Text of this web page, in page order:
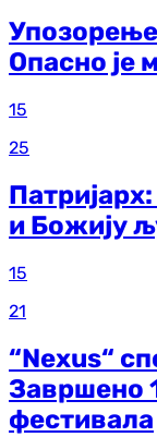
Упозорење
Опасно је
15
25
и Божију
15
21
“Nexus“
Завршено
фестивала